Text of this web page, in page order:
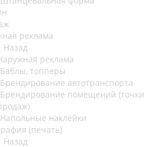
реклама
Назад
реклама
Баблы, топперы
Брендирование автотранспорта
Брендирование помещений (точки
Напольные наклейки
(печать)
Назад